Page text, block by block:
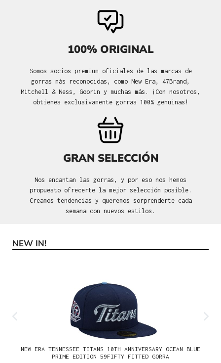
100% ORIGINAL
Somos socios premium oficiales de las marcas de
gorras más reconocidas, como New Era, 47Brand,
Mitchell & Ness, Goorin y muchas más. ¡Con nosotros,
obtienes exclusivamente gorras 100% genuinas!
GRAN SELECCIÓN
Nos encantan las gorras, y por eso nos hemos
propuesto ofrecerte la mejor selección posible.
Creamos tendencias y queremos sorprenderte cada
semana con nuevos estilos.
Omitir la galería de productos
NEW IN!
NEW ERA TENNESSEE TITANS 10TH ANNIVERSARY OCEAN BLUE
PRIME EDITION 59FIFTY FITTED GORRA